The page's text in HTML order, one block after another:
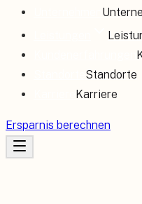
Standorte
Karriere
Ersparnis berechnen